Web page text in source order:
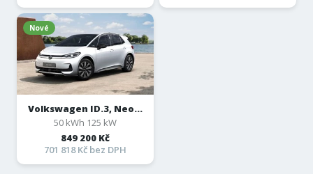
Nové
Volkswagen ID.3, Neo...
50 kWh 125 kW
849 200 Kč
701 818 Kč bez DPH